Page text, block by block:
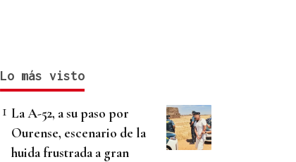
Lo más visto
La A-52, a su paso por
Ourense, escenario de la
huida frustrada a gran